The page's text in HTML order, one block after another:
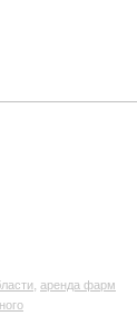
, аренда фарм